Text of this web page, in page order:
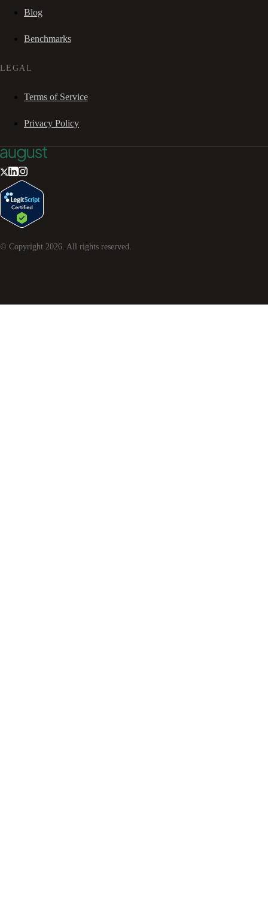
Blog
Benchmarks
LEGAL
Terms of Service
Privacy Policy
© Copyright 2026 . All rights reserved.